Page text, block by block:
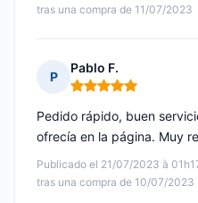
tras una compra de 11/07/2023
P
Pablo F.
Nota: 5 de 5
Publicado el 21/07/2023 à
tras una compra de 10/07/2023
Pedido rápido, buen
ofrecía en la página. Muy